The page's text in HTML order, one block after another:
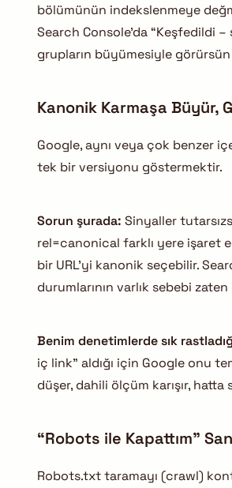
bölümünün indekslenmeye
Search Console’da “Keşfedildi
grupların büyümesiyle
Kanonik Karmaşa Büyür,
Google, aynı veya çok benzer
tek bir versiyonu göstermektir.
Sorun şurada: Sinyaller
rel=canonical farklı yere işaret
bir URL’yi kanonik seçebilir.
durumlarının varlık sebebi
Benim denetimlerde sık
iç link” aldığı için Google onu
düşer, dahili ölçüm karışır,
“Robots ile Kapattım”
Robots.txt taramayı (crawl)